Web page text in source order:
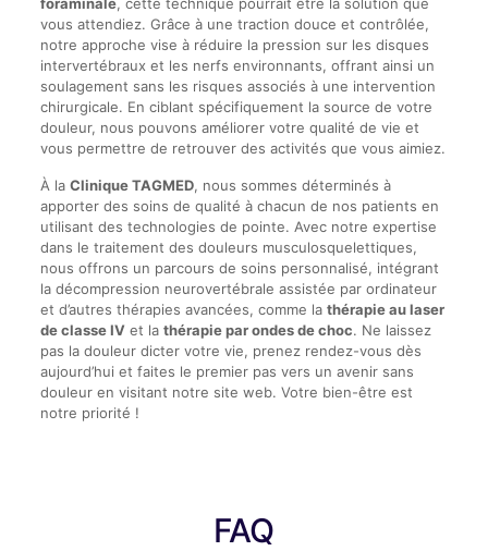
vous attendiez. Grâce à une traction douce et contrôlée,
notre approche vise à réduire la pression sur les disques
intervertébraux et les nerfs environnants, offrant ainsi un
soulagement sans les risques associés à une intervention
chirurgicale. En ciblant spécifiquement la source de votre
douleur, nous pouvons améliorer votre qualité de vie et
vous permettre de retrouver des activités que vous aimiez.
À la Clinique TAGMED, nous sommes déterminés à
apporter des soins de qualité à chacun de nos patients en
utilisant des technologies de pointe. Avec notre expertise
dans le traitement des douleurs musculosquelettiques,
nous offrons un parcours de soins personnalisé, intégrant
la décompression neurovertébrale assistée par ordinateur
et d’autres thérapies avancées, comme la thérapie au laser
de classe IVet la thérapie par ondes de choc. Ne laissez
pas la douleur dicter votre vie, prenez rendez-vous dès
aujourd’hui et faites le premier pas vers un avenir sans
douleur en visitant notre site web. Votre bien-être est
notre priorité !
FAQ